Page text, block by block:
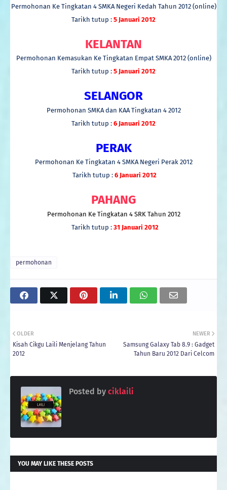
Permohonan Ke Tingkatan 4 SMKA Negeri Kedah Tahun 2012 (online)
Tarikh tutup : 5 Januari 2012
KELANTAN
Permohonan Kemasukan Ke Tingkatan Empat SMKA 2012 (online)
Tarikh tutup : 5 Januari 2012
SELANGOR
Permohonan SMKA dan KAA Tingkatan 4 2012
Tarikh tutup : 6 Januari 2012
PERAK
Permohonan Ke Tingkatan 4 SMKA Negeri Perak 2012
Tarikh tutup : 6 Januari 2012
PAHANG
Permohonan Ke Tingkatan 4 SRK Tahun 2012
Tarikh tutup : 31 Januari 2012
permohonan
NEWER
Samsung Galaxy Tab 8.9 : Gadget
Tahun Baru 2012 Dari Celcom
OLDER
Kisah Cikgu Laili Menjelang Tahun
2012
Posted by ciklaili
YOU MAY LIKE THESE POSTS